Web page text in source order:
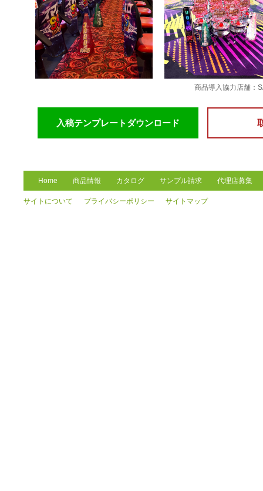
商品導入協力店舗：
入稿テンプレートダウンロード
Home 商品情報 カタログ サンプル請求 代理店募集
サイトについて プライバシーポリシー サイトマップ